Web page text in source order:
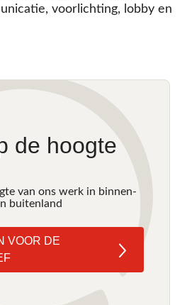
voorlichting, lobby en
de hoogte
van ons werk in binnen-
buitenland
VOOR DE